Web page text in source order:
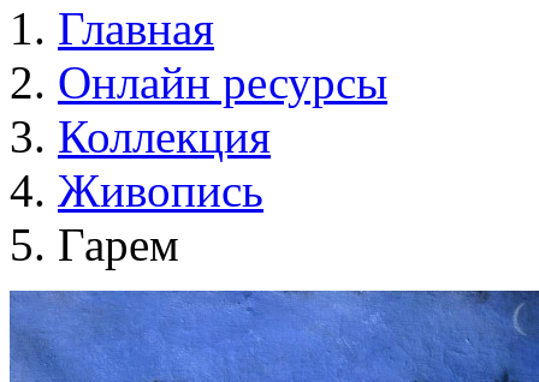
Главная
Онлайн ресурсы
Коллекция
Живопись
Гарем